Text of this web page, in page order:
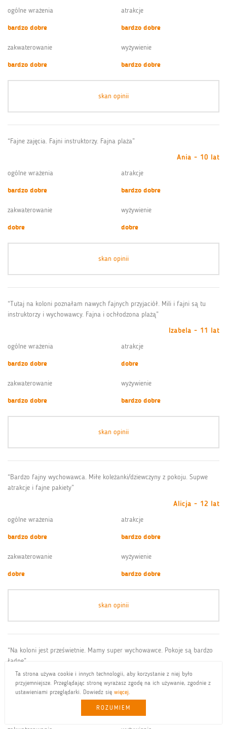
Ta strona używa cookie i innych technologii, aby korzystanie z niej było
przyjemniejsze. Przeglądając stronę wyrażasz zgodę na ich używanie, zgodnie z
ustawieniami przeglądarki. Dowiedz się więcej.
ROZUMIEM
ogólne wrażenia
bardzo dobre
atrakcje
bardzo dobre
zakwaterowanie
bardzo dobre
wyżywienie
bardzo dobre
skan opinii
“Fajne zajęcia. Fajni instruktorzy. Fajna plaża”
Ania - 10 lat
ogólne wrażenia
bardzo dobre
atrakcje
bardzo dobre
zakwaterowanie
dobre
wyżywienie
dobre
skan opinii
“Tutaj na koloni poznałam nawych fajnych przyjaciół. Mili i fajni są tu
instruktorzy i wychowawcy. Fajna i ochłodzona plażą”
Izabela - 11 lat
ogólne wrażenia
bardzo dobre
atrakcje
dobre
zakwaterowanie
bardzo dobre
wyżywienie
bardzo dobre
skan opinii
“Bardzo fajny wychowawca. Miłe koleżanki/dziewczyny z pokoju. Supwe
atrakcje i fajne pakiety”
Alicja - 12 lat
ogólne wrażenia
bardzo dobre
atrakcje
bardzo dobre
zakwaterowanie
dobre
wyżywienie
bardzo dobre
skan opinii
“Na koloni jest prześwietnie. Mamy super wychowawce. Pokoje są bardzo
ładne”
Zuzanna - 11 lat
ogólne wrażenia
atrakcje
bardzo dobre